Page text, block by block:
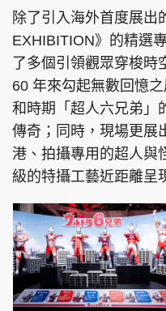
除了引入海外首度展出
EXHIBITION》的精選
了多個引領觀眾穿梭
60 年來勾起無數回憶
和時期「超人六兄弟」
傳奇；同時，現場更展
港、拍攝專用的超人與
級的特攝工藝近距離呈